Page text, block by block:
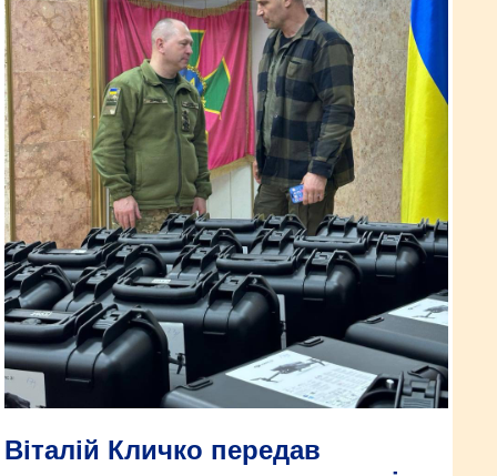
Віталій Кличко передав